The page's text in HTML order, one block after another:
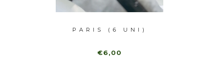
PARIS (6 UNI)
€6,00